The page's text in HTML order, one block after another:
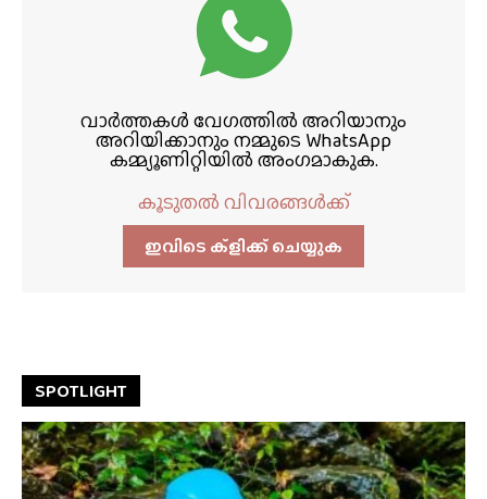
വാർത്തകൾ വേഗത്തിൽ അറിയാനും
അറിയിക്കാനും നമ്മുടെ WhatsApp
കമ്മ്യൂണിറ്റിയിൽ അംഗമാകുക.
കൂടുതൽ വിവരങ്ങൾക്ക്
ഇവിടെ ക്ളിക്ക്‌ ചെയ്യുക
SPOTLIGHT